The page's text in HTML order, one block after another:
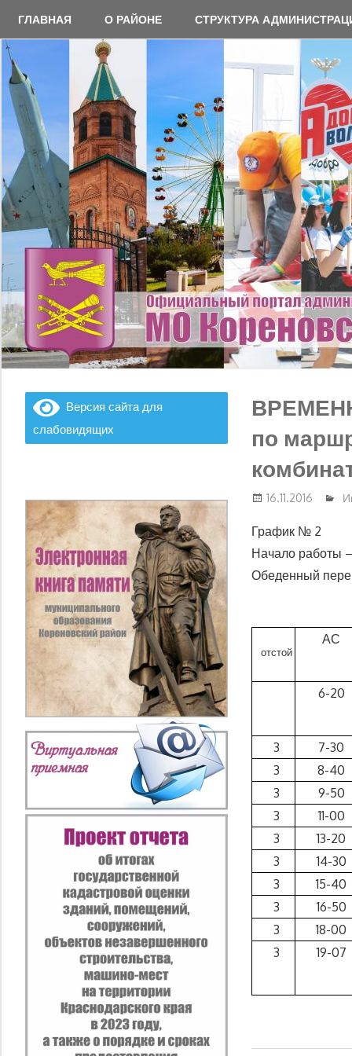
содержимому
ГЛАВНАЯ О РАЙОНЕ СТРУКТУРА
по
16.11.2016
График № 2
Начало работы
Обеденный
отстой
АС
6-20
3 7-30
3
8-40
3
9-50
3
11-00
3
13-20
3
14-30
3
15-40
3
16-50
3
18-00
3
19-07
Версия сайта для
слабовидящих